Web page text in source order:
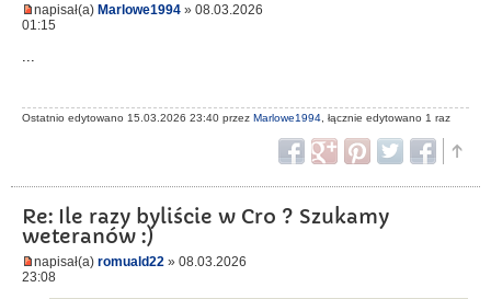
napisał(a) Marlowe1994 » 08.03.2026
01:15
Ostatnio edytowano 15.03.2026 23:40 przez Marlowe1994 , łącznie edytowano 1 raz
Re: Ile razy byliście w Cro ? Szukamy
weteranów :)
napisał(a) romuald22 » 08.03.2026
23:08